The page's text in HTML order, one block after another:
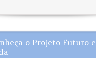
o Projeto Futuro e